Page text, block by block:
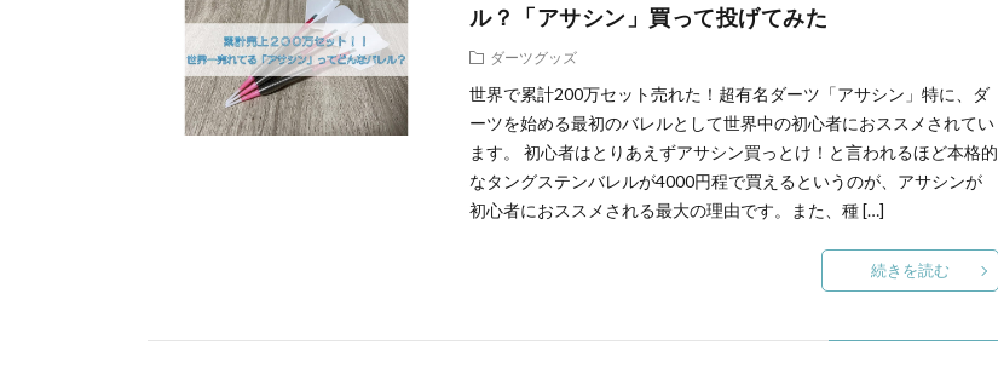
ル？「アサシン」買って投げてみた
ダーツグッズ
世界で累計200万セット売れた！超有名ダーツ「アサシン」特に、ダ
ーツを始める最初のバレルとして世界中の初心者におススメされてい
ます。 初心者はとりあえずアサシン買っとけ！と言われるほど本格的
なタングステンバレルが4000円程で買えるというのが、アサシンが
初心者におススメされる最大の理由です。また、種 […]
続きを読む